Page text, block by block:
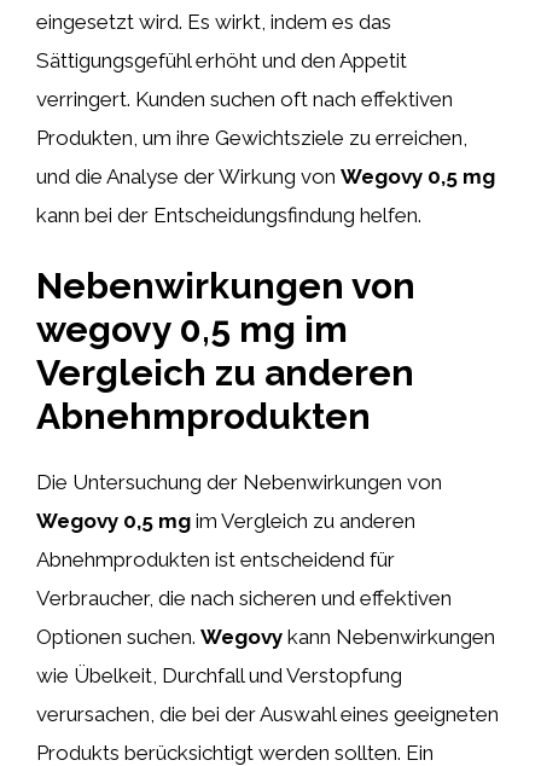
eingesetzt wird. Es wirkt, indem es das
Sättigungsgefühl erhöht und den Appetit
verringert. Kunden suchen oft nach effektiven
Produkten, um ihre Gewichtsziele zu erreichen,
und die Analyse der Wirkung von Wegovy 0,5 mg
kann bei der Entscheidungsfindung helfen.
Nebenwirkungen von
wegovy 0,5 mg im
Vergleich zu anderen
Abnehmprodukten
Die Untersuchung der Nebenwirkungen von
Wegovy 0,5 mg im Vergleich zu anderen
Abnehmprodukten ist entscheidend für
Verbraucher, die nach sicheren und effektiven
Optionen suchen. Wegovy kann Nebenwirkungen
wie Übelkeit, Durchfall und Verstopfung
verursachen, die bei der Auswahl eines geeigneten
Produkts berücksichtigt werden sollten. Ein